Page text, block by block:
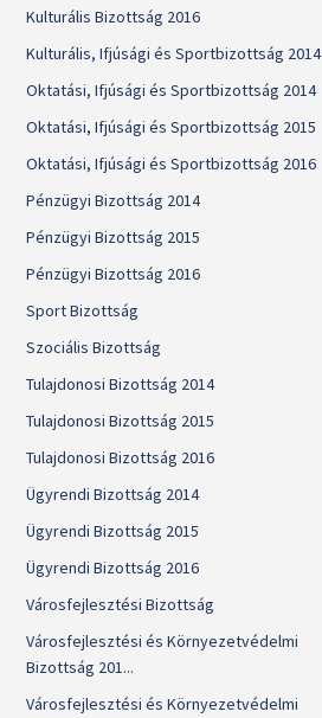
Kulturális Bizottság 2016
Kulturális, Ifjúsági és Sportbizottság 2014
Oktatási, Ifjúsági és Sportbizottság 2014
Oktatási, Ifjúsági és Sportbizottság 2015
Oktatási, Ifjúsági és Sportbizottság 2016
Pénzügyi Bizottság 2014
Pénzügyi Bizottság 2015
Pénzügyi Bizottság 2016
Sport Bizottság
Szociális Bizottság
Tulajdonosi Bizottság 2014
Tulajdonosi Bizottság 2015
Tulajdonosi Bizottság 2016
Ügyrendi Bizottság 2014
Ügyrendi Bizottság 2015
Ügyrendi Bizottság 2016
Városfejlesztési Bizottság
Városfejlesztési és Környezetvédelmi
Bizottság 201...
Városfejlesztési és Környezetvédelmi